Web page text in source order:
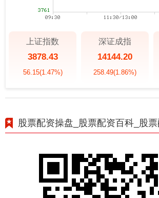
上证指数
3878.43
56.15(1.47%)
深证成指
14144.20
258.49(1.86%)
股票配资操盘_股票配资百科_股